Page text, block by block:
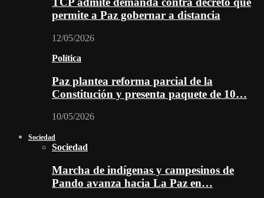
permite a Paz gobernar a distancia
12/05/2026
Política
Paz plantea reforma parcial de la
Constitución y presenta paquete de 10…
10/05/2026
Sociedad
Sociedad
Marcha de indígenas y campesinos de
Pando avanza hacia La Paz en…